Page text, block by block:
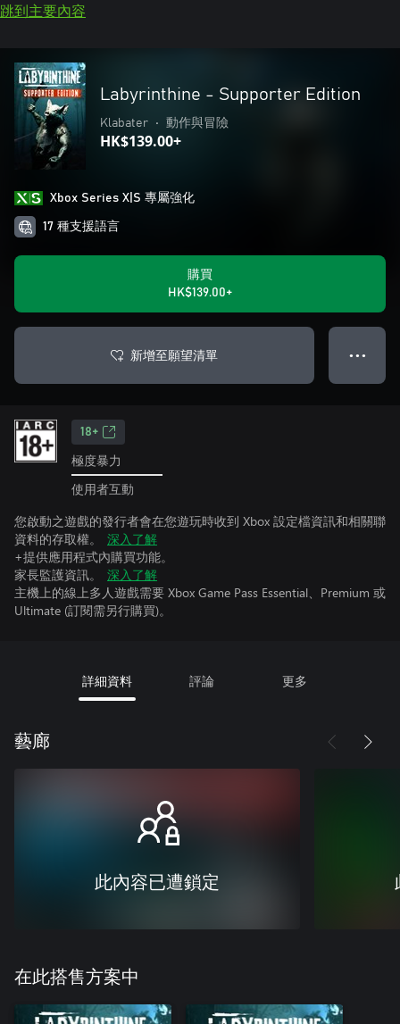
跳到主要內容
Labyrinthine - Supporter Edition
Klabater • 動作與冒險
HK$139.00+
Xbox Series X|S 專屬強化
17 種支援語言
購買
HK$139.00+
新增至願望清單 ● ● ●
18+
極度暴力
使用者互動
您啟動之遊戲的發行者會在您遊玩時收到 Xbox 設定檔資訊和相關聯
資料的存取權。
深入了解
+提供應用程式內購買功能。
家長監護資訊。
深入了解
主機上的線上多人遊戲需要 Xbox Game Pass Essential、Premium 或
Ultimate (訂閱需另行購買)。
詳細資料 評論 更多
藝廊
此內容已遭鎖定
在此搭售方案中